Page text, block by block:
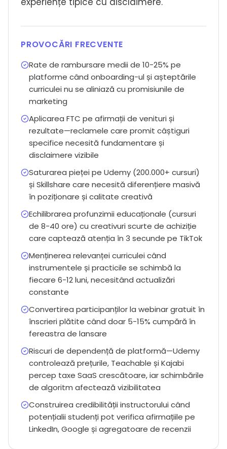
PROVOCĂRI FRECVENTE
Rate de rambursare medii de 10-25% pe
platforme când onboarding-ul și așteptările
curriculei nu se aliniază cu promisiunile de
marketing
Aplicarea FTC pe afirmații de venituri și
rezultate—reclamele care promit câștiguri
specifice necesită fundamentare și
disclaimere vizibile
Saturarea pieței pe Udemy (200.000+ cursuri)
și Skillshare care necesită diferențiere masivă
în poziționare și calitate creativă
Echilibrarea profunzimii educaționale (cursuri
de 8-40 ore) cu creativuri scurte de achiziție
care captează atenția în 3 secunde pe TikTok
Menținerea relevanței curriculei când
instrumentele și practicile se schimbă la
fiecare 6-12 luni, necesitând actualizări
constante
Convertirea participanților la webinar gratuit în
înscrieri plătite când doar 5-15% cumpără în
fereastra de lansare
Riscuri de dependență de platformă—Udemy
controlează prețurile, Teachable și Kajabi
percep taxe SaaS crescătoare, iar schimbările
de algoritm afectează vizibilitatea
Construirea credibilității instructorului când
potențialii studenți pot verifica afirmațiile pe
LinkedIn, Google și agregatoare de recenzii